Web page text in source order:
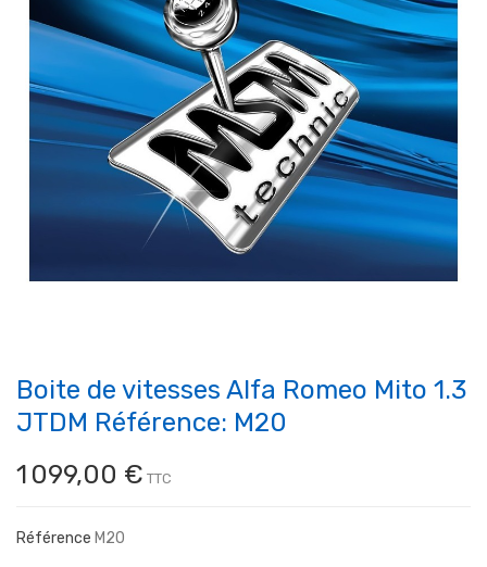
Boite de vitesses Alfa Romeo Mito 1.3
JTDM Référence: M20
1 099,00 € TTC
Référence M20